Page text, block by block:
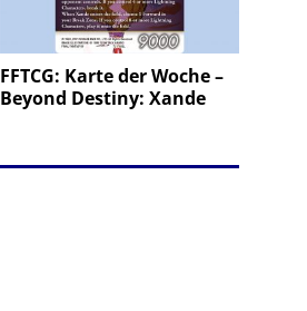
FFTCG: Karte der Woche –
Beyond Destiny: Xande